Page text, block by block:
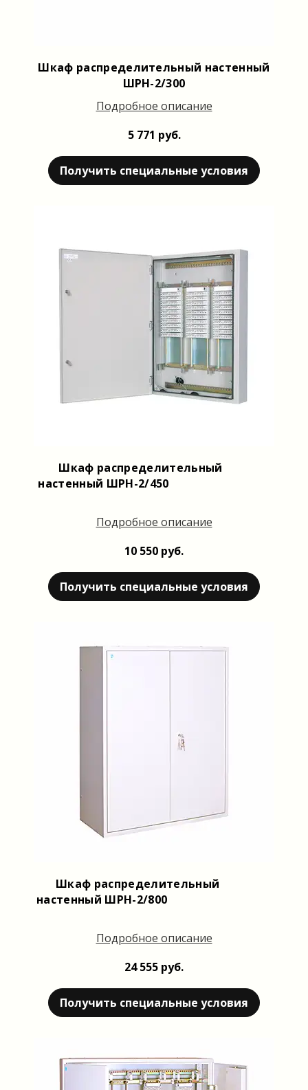
Шкаф распределительный настенный
ШРН-2/300
Подробное описание
5 771 руб.
Получить специальные условия
Шкаф распределительный
настенный ШРН-2/450
Подробное описание
10 550 руб.
Получить специальные условия
Шкаф распределительный
настенный ШРН-2/800
Подробное описание
24 555 руб.
Получить специальные условия